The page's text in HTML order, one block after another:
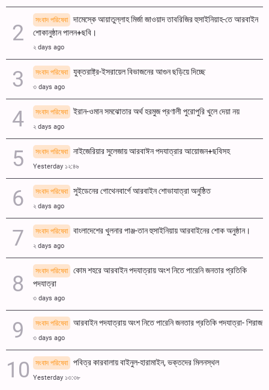
সংবাদ পরিষেবা
দামেস্কে আয়াতুল্লাহ মির্জা জাওয়াদ তাবরিজির হুসাইনিয়াহ-তে আরবাইন
শোকানুষ্ঠান পালন+ছবি।
২ days ago
সংবাদ পরিষেবা যুক্তরাষ্ট্র-ইসরায়েল বিভাজনের আগুন ছড়িয়ে দিচ্ছে
৩ days ago
সংবাদ পরিষেবা ইরান-ওমান সমঝোতার অর্থ হরমুজ প্রণালী পুরোপুরি খুলে দেয়া নয়
২ days ago
সংবাদ পরিষেবা নাইজেরিয়ার সুলেজায় আরবাঈন পদযাত্রার আয়োজন+ছবিসহ
Yesterday ১২:৪৬
সংবাদ পরিষেবা সুইডেনের গোথেনবার্গে আরবাইন শোভাযাত্রা অনুষ্ঠিত
২ days ago
সংবাদ পরিষেবা বাংলাদেশের খুলনার পাঞ্জ-তান হুসাইনিয়ায় আরবাইনের শোক অনুষ্ঠান।
২ days ago
সংবাদ পরিষেবা
কোম শহরে আরবাইন পদযাত্রায় অংশ নিতে পারেনি জনতার প্রতিকি
পদযাত্রা
৩ days ago
সংবাদ পরিষেবা আরবাইন পদযাত্রায় অংশ নিতে পারেনি জনতার প্রতিকি পদযাত্রা- শিরাজ
৩ days ago
সংবাদ পরিষেবা পবিত্র কারবালায় বাইনুল-হারামাইন, ভক্তদের মিলনস্থল
Yesterday ১৩:৩৮